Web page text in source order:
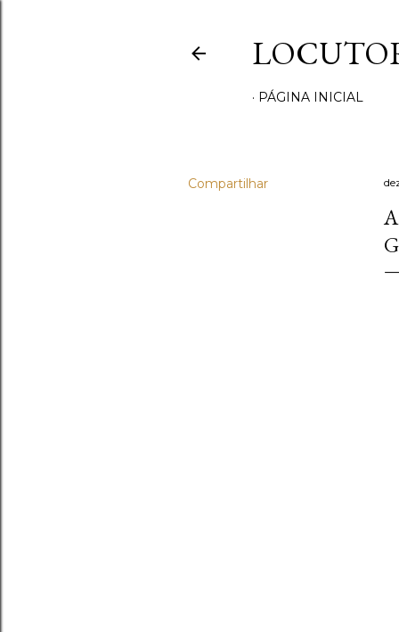
PÁGINA INICIAL
Compartilhar